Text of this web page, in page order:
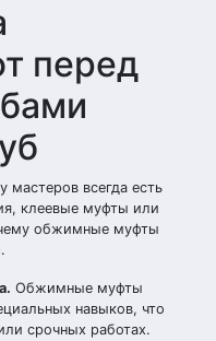
перед
мастеров всегда есть
клеевые муфты или
обжимные муфты
Обжимные муфты
навыков, что
срочных работах.